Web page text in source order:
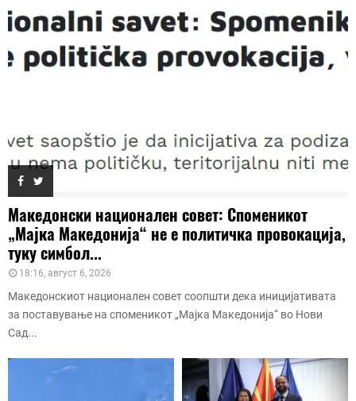
Македонски национален совет: Споменикот
„Мајка Македонија“ не е политичка провокација,
туку симбол...
18:16, август 6, 2026
Македонскиот национален совет соопшти дека иницијативата
за поставување на споменикот „Мајка Македонија“ во Нови
Сад...